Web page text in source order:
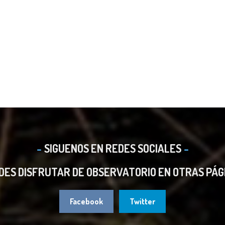
SIGUENOS EN REDES SOCIALES
DISFRUTAR DE OBSERVATORIO EN OTRAS
Facebook Twitter